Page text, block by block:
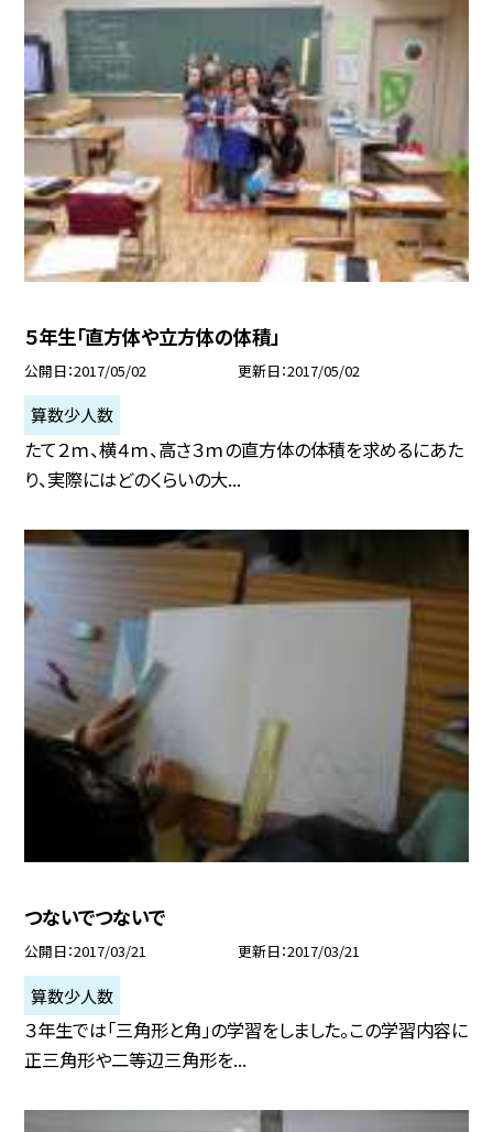
５年生「直方体や立方体の体積」
公開日 2017/05/02 更新日 2017/05/02
算数少人数
たて２ｍ、横４ｍ、高さ３ｍの直方体の体積を求めるにあた
り、実際にはどのくらいの大...
つないでつないで
公開日 2017/03/21 更新日 2017/03/21
算数少人数
３年生では「三角形と角」の学習をしました。この学習内容に
正三角形や二等辺三角形を...